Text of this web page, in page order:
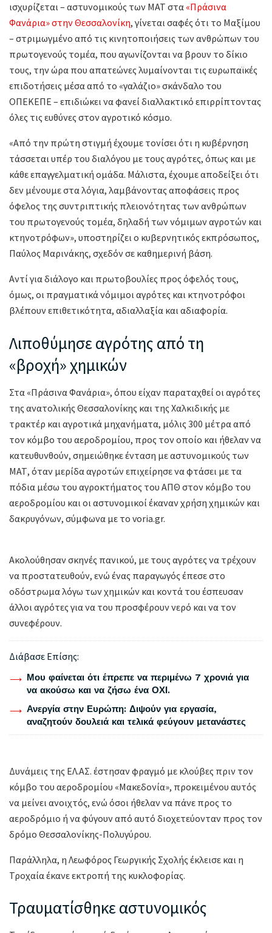
ισχυρίζεται – αστυνομικούς των ΜΑΤ στα «Πράσινα
Φανάρια» στην Θεσσαλονίκη, γίνεται σαφές ότι το Μαξίμου
– στριμωγμένο από τις κινητοποιήσεις των ανθρώπων του
πρωτογενούς τομέα, που αγωνίζονται να βρουν το δίκιο
τους, την ώρα που απατεώνες λυμαίνονται τις ευρωπαϊκές
επιδοτήσεις μέσα από το «γαλάζιο» σκάνδαλο του
ΟΠΕΚΕΠΕ – επιδιώκει να φανεί διαλλακτικό επιρρίπτοντας
όλες τις ευθύνες στον αγροτικό κόσμο.
«Από την πρώτη στιγμή έχουμε τονίσει ότι η κυβέρνηση
τάσσεται υπέρ του διαλόγου με τους αγρότες, όπως και με
κάθε επαγγελματική ομάδα. Μάλιστα, έχουμε αποδείξει ότι
δεν μένουμε στα λόγια, λαμβάνοντας αποφάσεις προς
όφελος της συντριπτικής πλειονότητας των ανθρώπων
του πρωτογενούς τομέα, δηλαδή των νόμιμων αγροτών και
κτηνοτρόφων», υποστηρίζει ο κυβερνητικός εκπρόσωπος,
Παύλος Μαρινάκης, σχεδόν σε καθημερινή βάση.
Αντί για διάλογο και πρωτοβουλίες προς όφελός τους,
όμως, οι πραγματικά νόμιμοι αγρότες και κτηνοτρόφοι
βλέπουν επιθετικότητα, αδιαλλαξία και αδιαφορία.
Λιποθύμησε αγρότης από τη
«βροχή» χημικών
Στα «Πράσινα Φανάρια», όπου είχαν παραταχθεί οι αγρότες
της ανατολικής Θεσσαλονίκης και της Χαλκιδικής με
τρακτέρ και αγροτικά μηχανήματα, μόλις 300 μέτρα από
τον κόμβο του αεροδρομίου, προς τον οποίο και ήθελαν να
κατευθυνθούν, σημειώθηκε ένταση με αστυνομικούς των
ΜΑΤ, όταν μερίδα αγροτών επιχείρησε να φτάσει με τα
πόδια μέσω του αγροκτήματος του ΑΠΘ στον κόμβο του
αεροδρομίου και οι αστυνομικοί έκαναν χρήση χημικών και
δακρυγόνων, σύμφωνα με το voria.gr.
Ακολούθησαν σκηνές πανικού, με τους αγρότες να τρέχουν
να προστατευθούν, ενώ ένας παραγωγός έπεσε στο
οδόστρωμα λόγω των χημικών και κοντά του έσπευσαν
άλλοι αγρότες για να του προσφέρουν νερό και να τον
συνεφέρουν.
Διάβασε Επίσης:
Μου φαίνεται ότι έπρεπε να περιμένω 7 χρονιά για
να ακούσω και να ζήσω ένα ΟΧΙ.
Ανεργία στην Ευρώπη: Διψούν για εργασία,
αναζητούν δουλειά και τελικά φεύγουν μετανάστες
Δυνάμεις της ΕΛ.ΑΣ. έστησαν φραγμό με κλούβες πριν τον
κόμβο του αεροδρομίου «Μακεδονία», προκειμένου αυτός
να μείνει ανοιχτός, ενώ όσοι ήθελαν να πάνε προς το
αεροδρόμιο ή να φύγουν από αυτό διοχετεύονταν προς τον
δρόμο Θεσσαλονίκης-Πολυγύρου.
Παράλληλα, η Λεωφόρος Γεωργικής Σχολής έκλεισε και η
Τροχαία έκανε εκτροπή της κυκλοφορίας.
Τραυματίσθηκε αστυνομικός